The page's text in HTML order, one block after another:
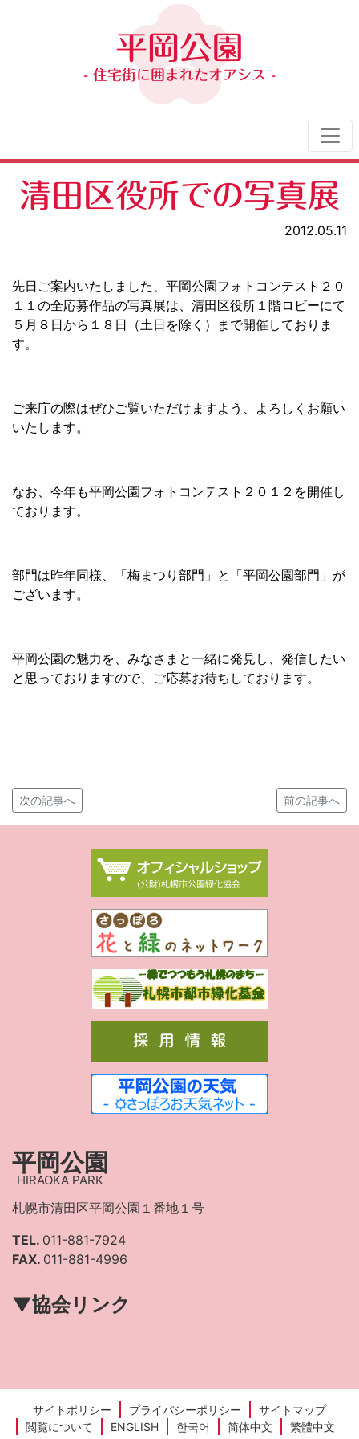
平岡公園
- 住宅街に囲まれたオアシス -
清田区役所での写真展
2012.05.11
先日ご案内いたしました、平岡公園フォトコンテスト２０
１１の全応募作品の写真展は、清田区役所１階ロビーにて
５月８日から１８日（土日を除く）まで開催しておりま
す。
ご来庁の際はぜひご覧いただけますよう、よろしくお願い
いたします。
なお、今年も平岡公園フォトコンテスト２０１２を開催し
ております。
部門は昨年同様、「梅まつり部門」と「平岡公園部門」が
ございます。
平岡公園の魅力を、みなさまと一緒に発見し、発信したい
と思っておりますので、ご応募お待ちしております。
次の記事へ 前の記事へ
平岡公園
HIRAOKA PARK
札幌市清田区平岡公園１番地１号
TEL. 011-881-7924
FAX. 011-881-4996
▼協会リンク
サイトポリシー プライバシーポリシー
サイトマップ
閲覧について
ENGLISH 한국어 简体中文 繁體中文